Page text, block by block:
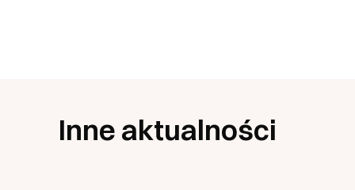
Inne aktualności